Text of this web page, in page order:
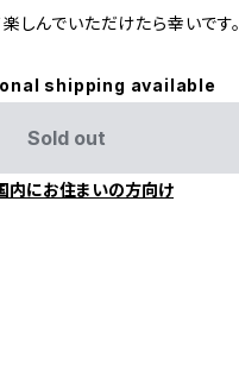
しんでいただけたら幸いです。
shipping available
Sold out
内にお住まいの方向け